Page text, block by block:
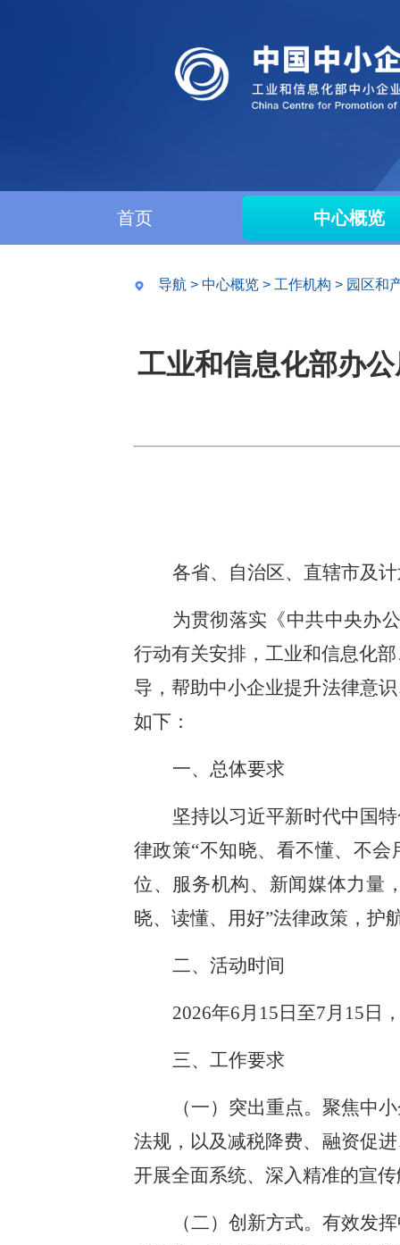
首页 中心概览
导航 > 中心概览 > 工作机构 > 园区和
工业和信息化部办
各省、自治区、直辖市及
为贯彻落实《中共中央办
行动有关安排，工业和信息化
导，帮助中小企业提升法律意
如下：
一、总体要求
坚持以习近平新时代中国
律政策“不知晓、看不懂、不
位、服务机构、新闻媒体力量
晓、读懂、用好”法律政策，护
二、活动时间
2026年6月15日至7月15日
三、工作要求
（一）突出重点。聚焦中
法规，以及减税降费、融资促
开展全面系统、深入精准的宣
（二）创新方式。有效发